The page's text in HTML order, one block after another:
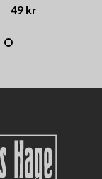
49 kr